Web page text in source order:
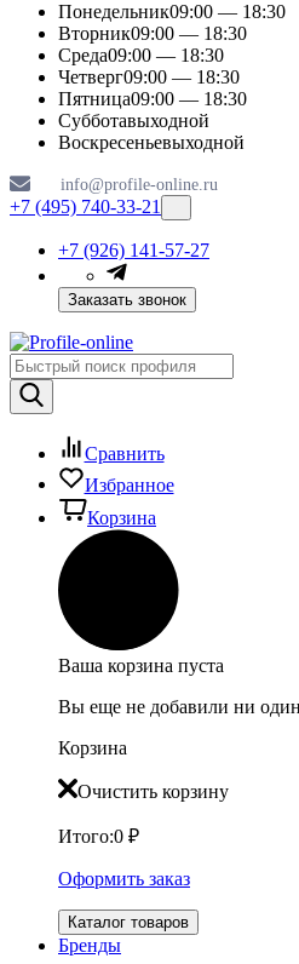
Понедельник09:00 — 18:30
Вторник09:00 — 18:30
Среда09:00 — 18:30
Четверг09:00 — 18:30
Пятница09:00 — 18:30
Субботавыходной
Воскресеньевыходной
info@profile-online.ru
+7 (495) 740-33-21
+7 (926) 141-57-27
Заказать звонок
Сравнить
Избранное
Корзина
Ваша корзина пуста
Вы еще не добавили ни
Корзина
Очистить корзину
Итого:0 ₽
Оформить заказ
Каталог товаров
Бренды